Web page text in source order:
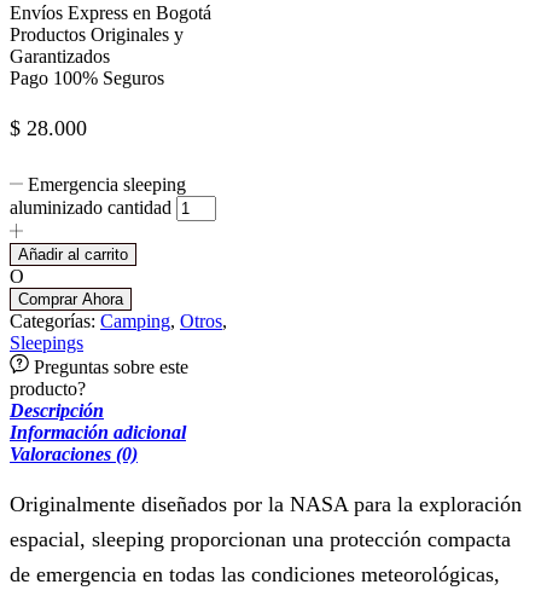
Envíos Express en Bogotá
Productos Originales y
Garantizados
Pago 100% Seguros
$ 28.000
Emergencia sleeping
aluminizado cantidad
Añadir al carrito
O
Comprar Ahora
Categorías: Camping, Otros,
Sleepings
Preguntas sobre este
producto?
Descripción
Información adicional
Valoraciones (0)
Originalmente diseñados por la NASA para la exploración
espacial, sleeping proporcionan una protección compacta
de emergencia en todas las condiciones meteorológicas,